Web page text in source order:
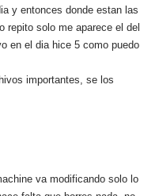
y entonces donde estan las
repito solo me aparece el del
en el dia hice 5 como puedo
importantes, se los
va modificando solo lo